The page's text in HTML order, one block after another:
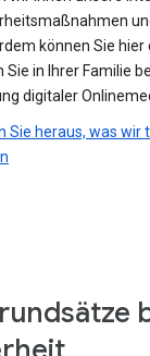
können Sie hier
Sie in Ihrer Familie
digitaler
Sie heraus, was